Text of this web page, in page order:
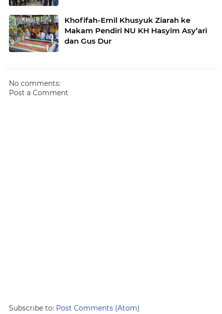
Khofifah-Emil Khusyuk Ziarah ke
Makam Pendiri NU KH Hasyim Asy’ari
dan Gus Dur
No comments:
Post a Comment
Subscribe to: Post Comments (Atom)